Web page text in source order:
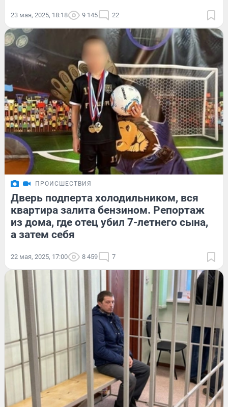
23 мая, 2025, 18:18 9 145 22
ПРОИСШЕСТВИЯ
Дверь подперта холодильником, вся
квартира залита бензином. Репортаж
из дома, где отец убил 7-летнего сына,
а затем себя
22 мая, 2025, 17:00 8 459 7